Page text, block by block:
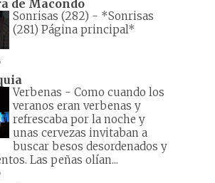
de Macondo
Sonrisas (282) - *Sonrisas
(281) Página principal*
Verbenas - Como cuando los
veranos eran verbenas y
refrescaba por la noche y
unas cervezas invitaban a
buscar besos desordenados y
Las peñas olían...